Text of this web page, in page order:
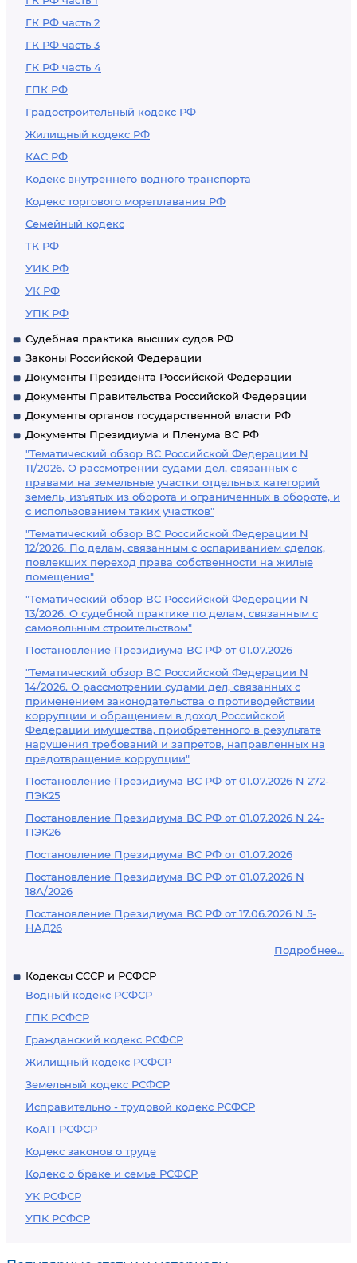
ГК РФ часть 2
ГК РФ часть 3
ГК РФ часть 4
ГПК РФ
Градостроительный кодекс РФ
Жилищный кодекс РФ
КАС РФ
Кодекс внутреннего водного транспорта
Кодекс торгового мореплавания РФ
Семейный кодекс
ТК РФ
УИК РФ
УК РФ
УПК РФ
Судебная практика высших судов РФ
Законы Российской Федерации
Документы Президента Российской Федерации
Документы Правительства Российской Федерации
Документы органов государственной власти РФ
Документы Президиума и Пленума ВС РФ
"Тематический обзор ВС Российской Федерации N
11/2026. О рассмотрении судами дел, связанных с
правами на земельные участки отдельных категорий
земель, изъятых из оборота и ограниченных в обороте, и
с использованием таких участков"
"Тематический обзор ВС Российской Федерации N
12/2026. По делам, связанным с оспариванием сделок,
повлекших переход права собственности на жилые
помещения"
"Тематический обзор ВС Российской Федерации N
13/2026. О судебной практике по делам, связанным с
самовольным строительством"
Постановление Президиума ВС РФ от 01.07.2026
"Тематический обзор ВС Российской Федерации N
14/2026. О рассмотрении судами дел, связанных с
применением законодательства о противодействии
коррупции и обращением в доход Российской
Федерации имущества, приобретенного в результате
нарушения требований и запретов, направленных на
предотвращение коррупции"
Постановление Президиума ВС РФ от 01.07.2026 N 272-
ПЭК25
Постановление Президиума ВС РФ от 01.07.2026 N 24-
ПЭК26
Постановление Президиума ВС РФ от 01.07.2026
Постановление Президиума ВС РФ от 01.07.2026 N
18А/2026
Постановление Президиума ВС РФ от 17.06.2026 N 5-
НАД26
Подробнее...
Кодексы СССР и РСФСР
Водный кодекс РСФСР
ГПК РСФСР
Гражданский кодекс РСФСР
Жилищный кодекс РСФСР
Земельный кодекс РСФСР
Исправительно - трудовой кодекс РСФСР
КоАП РСФСР
Кодекс законов о труде
Кодекс о браке и семье РСФСР
УК РСФСР
УПК РСФСР